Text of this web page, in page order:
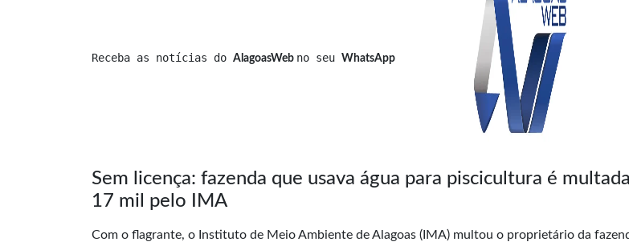
Receba as notícias do AlagoasWeb no seu WhatsApp
Sem licença: fazenda que usava água para piscicultura é
17 mil pelo IMA
Com o flagrante, o Instituto de Meio Ambiente de Alagoas (IMA) multou o proprietário da